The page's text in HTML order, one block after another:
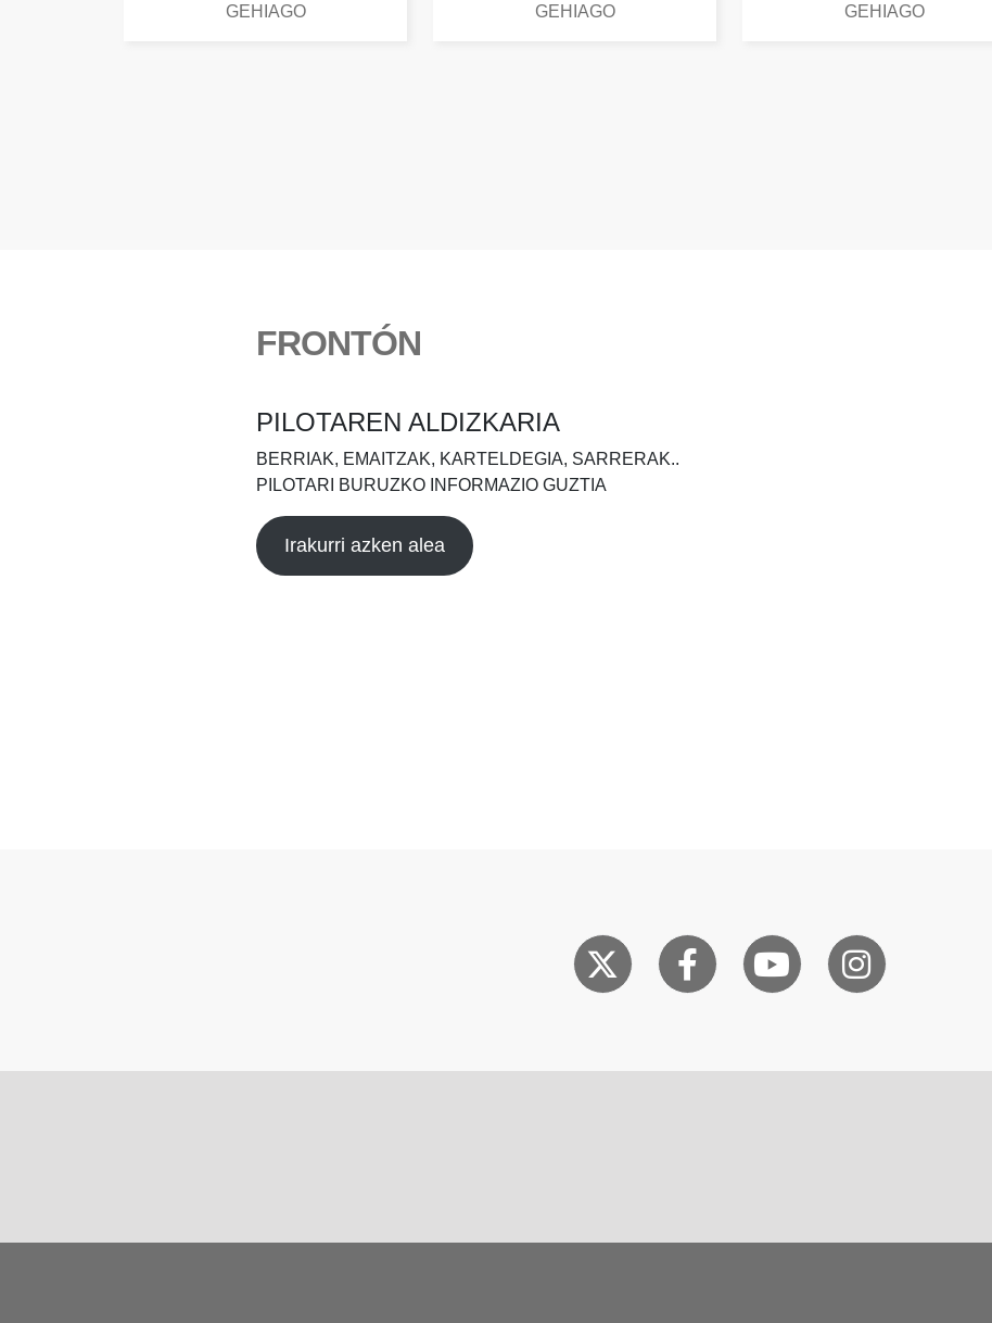
GEHIAGO GEHIAGO GEHIAGO
FRONTÓN
PILOTAREN ALDIZKARIA
BERRIAK, EMAITZAK, KARTELDEGIA, SARRERAK..
PILOTARI BURUZKO INFORMAZIO GUZTIA
Irakurri azken alea